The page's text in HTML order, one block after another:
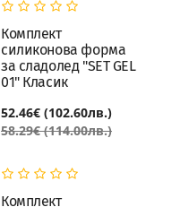
Комплект
силиконова форма
за сладолед "SET GEL
01" Класик
52.46€ (102.60лв.)
58.29€ (114.00лв.)
Комплект